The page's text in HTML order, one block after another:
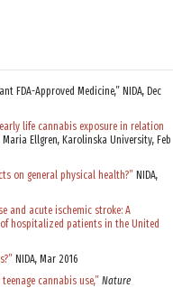
FDA-Approved Medicine,” NIDA, Dec
life cannabis exposure in relation
Maria Ellgren, Karolinska University, Feb
on general physical health?” NIDA,
and acute ischemic stroke: A
hospitalized patients in the United
NIDA, Mar 2016
cannabis use,” Nature
новости на вашу